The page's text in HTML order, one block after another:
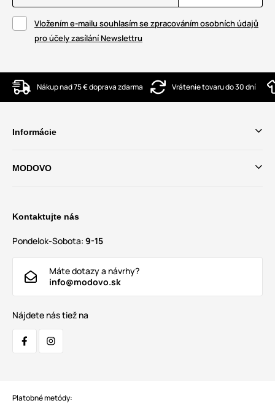
Vložením e-mailu souhlasím se zpracováním osobních údajů
pro účely zasílání Newslettru
Nákup nad 75 € doprava zdarma Vrátenie tovaru do 30 dní
Informácie
MODOVO
Kontaktujte nás
Pondelok-Sobota: 9-15
Máte dotazy a návrhy?
info@modovo.sk
Nájdete nás tiež na
Platobné metódy: